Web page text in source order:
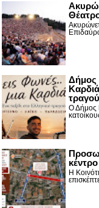
Δήμος
Ο Δήμος
Η